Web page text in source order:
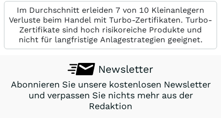
Im Durchschnitt erleiden 7 von 10 Kleinanlegern
Verluste beim Handel mit Turbo-Zertifikaten. Turbo-
Zertifikate sind hoch risikoreiche Produkte und
nicht für langfristige Anlagestrategien geeignet.
Newsletter
Abonnieren Sie unsere kostenlosen Newsletter
und verpassen Sie nichts mehr aus der
Redaktion